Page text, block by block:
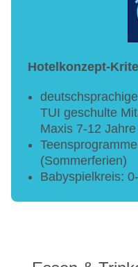
Hotelkonzept-
TUI geschulte
Maxis 7-12
(Sommerferien)
Babyspielkreis: